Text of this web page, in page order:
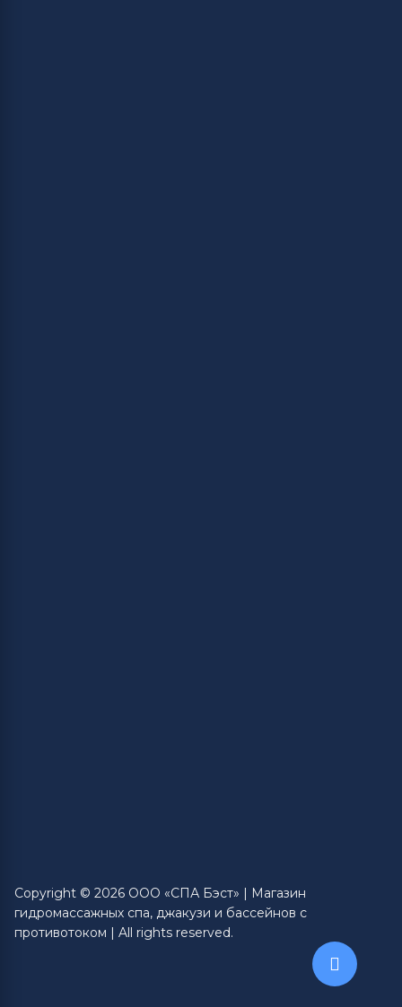
Copyright © 2026 ООО «СПА Бэст» | Магазин
гидромассажных спа, джакузи и бассейнов с
противотоком | All rights reserved.